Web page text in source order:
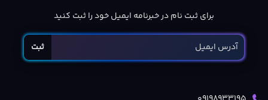
برای ثبت نام در خبرنامه ایمیل خود را ثبت کنید
ثبت